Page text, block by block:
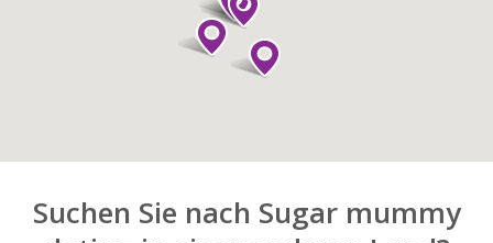
Suchen Sie nach Sugar mummy